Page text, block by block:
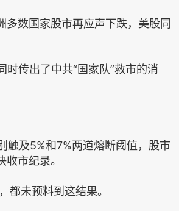
多数国家股市再应声下跌，美股同
传出了中共“国家队”救市的消
触及5%和7%两道熔断阈值，股市
市纪录。
都未预料到这结果。